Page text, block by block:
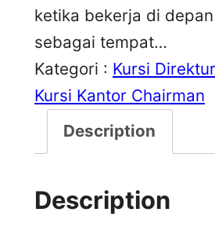
ketika bekerja di
sebagai tempat…
Kategori : Kursi
Kursi Kantor Chairman
Description
Description